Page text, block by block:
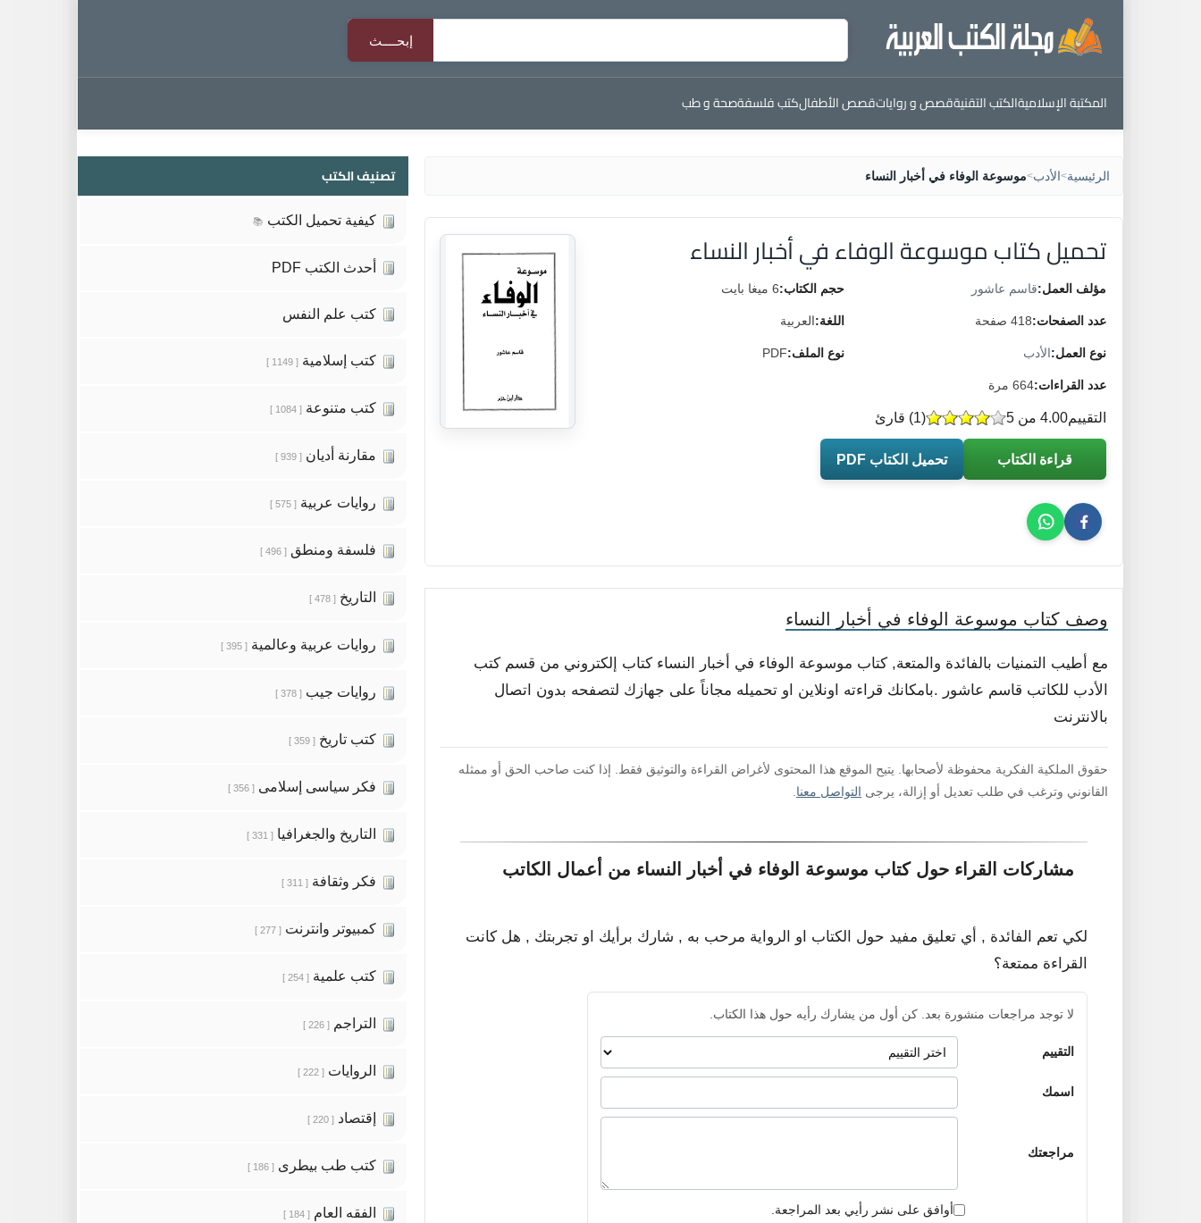
المكتبة الإسلاميةالكتب التقنيةقصص و رواياتقصص الأطفالكتب فلسفةصحة و طب
الرئيسية>الأدب>موسوعة الوفاء في أخبار النساء
تحميل كتاب موسوعة الوفاء في أخبار النساء
مؤلف العمل:قاسم عاشور حجم الكتاب:6 ميغا بايت
عدد الصفحات:418 صفحة اللغة:العربية
نوع العمل:الأدب نوع الملف:PDF
عدد القراءات:664 مرة
التقييم (
1) قارئ 4.00 من 5
قراءة الكتاب تحميل الكتاب PDF
وصف كتاب موسوعة الوفاء في أخبار النساء
مع أطيب التمنيات بالفائدة والمتعة, كتاب موسوعة الوفاء في أخبار النساء كتاب إلكتروني من قسم كتب
الأدب للكاتب قاسم عاشور .بامكانك قراءته اونلاين او تحميله مجاناً على جهازك لتصفحه بدون اتصال
بالانترنت
حقوق الملكية الفكرية محفوظة لأصحابها. يتيح الموقع هذا المحتوى لأغراض القراءة والتوثيق فقط. إذا كنت صاحب الحق أو ممثله
القانوني وترغب في طلب تعديل أو إزالة، يرجى التواصل معنا
مشاركات القراء حول كتاب موسوعة الوفاء في أخبار النساء من أعمال الكاتب
لكي تعم الفائدة , أي تعليق مفيد حول الكتاب او الرواية مرحب به , شارك برأيك او تجربتك , هل كانت
القراءة ممتعة؟
لا توجد مراجعات منشورة بعد. كن أول من يشارك رأيه حول هذا الكتاب.
التقييم
اسمك
مراجعتك
أوافق على نشر رأيي بعد المراجعة.
تصنيف الكتب
كيفية تحميل الكتب 📚
أحدث الكتب PDF
كتب علم النفس
كتب إسلامية [ 1149 ]
كتب متنوعة [ 1084 ]
مقارنة أديان [ 939 ]
روايات عربية [ 575 ]
فلسفة ومنطق [ 496 ]
التاريخ [ 478 ]
روايات عربية وعالمية [ 395 ]
روايات جيب [ 378 ]
كتب تاريخ [ 359 ]
فكر سياسى إسلامى [ 356 ]
التاريخ والجغرافيا [ 331 ]
فكر وثقافة [ 311 ]
كمبيوتر وانترنت [ 277 ]
كتب علمية [ 254 ]
التراجم [ 226 ]
الروايات [ 222 ]
إقتصاد [ 220 ]
كتب طب بيطرى [ 186 ]
الفقه العام [ 184 ]